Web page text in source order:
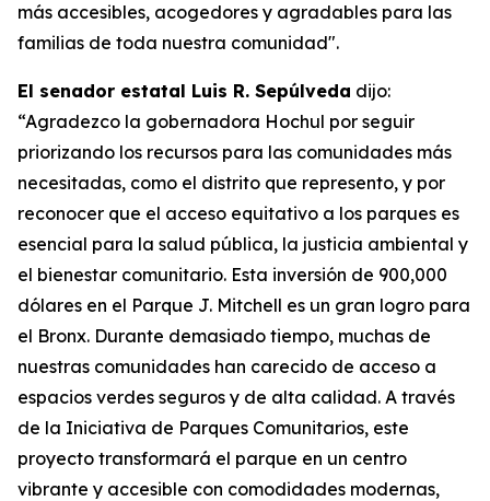
más accesibles, acogedores y agradables para las
familias de toda nuestra comunidad".
El senador estatal Luis R. Sepúlveda dijo:
“Agradezco la gobernadora Hochul por seguir
priorizando los recursos para las comunidades más
necesitadas, como el distrito que represento, y por
reconocer que el acceso equitativo a los parques es
esencial para la salud pública, la justicia ambiental y
el bienestar comunitario. Esta inversión de 900,000
dólares en el Parque J. Mitchell es un gran logro para
el Bronx. Durante demasiado tiempo, muchas de
nuestras comunidades han carecido de acceso a
espacios verdes seguros y de alta calidad. A través
de la Iniciativa de Parques Comunitarios, este
proyecto transformará el parque en un centro
vibrante y accesible con comodidades modernas,